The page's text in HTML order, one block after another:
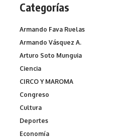
Categorías
Armando Fava Ruelas
Armando Vásquez A.
Arturo Soto Munguia
Ciencia
CIRCO Y MAROMA
Congreso
Cultura
Deportes
Economía